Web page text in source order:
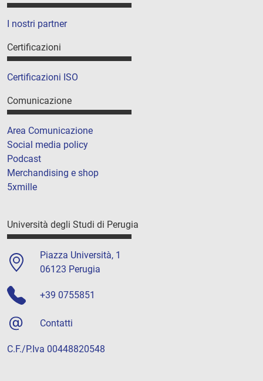
I nostri partner
Certificazioni
Certificazioni ISO
Comunicazione
Area Comunicazione
Social media policy
Podcast
Merchandising e shop
5xmille
Università degli Studi di Perugia
Piazza Università, 1
06123 Perugia
+39 0755851
Contatti
C.F./P.Iva 00448820548